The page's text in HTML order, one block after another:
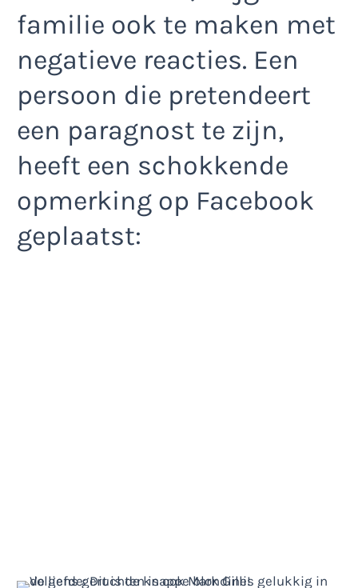
familie ook te maken met
negatieve reacties. Een
persoon die pretendeert
een paragnost te zijn,
heeft een schokkende
opmerking op Facebook
geplaatst: